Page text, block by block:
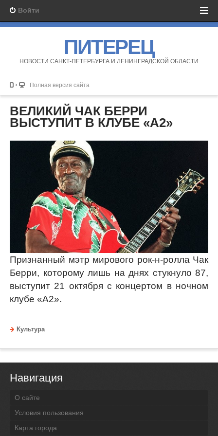
Войти
ПИТЕРЕЦ
НОВОСТИ САНКТ-ПЕТЕРБУРГА И ЛЕНИНГРАДСКОЙ ОБЛАСТИ
Полная версия сайта
ВЕЛИКИЙ ЧАК БЕРРИ
ВЫСТУПИТ В КЛУБЕ «А2»
Признанный мэтр мирового рок-н-ролла Чак
Берри, которому лишь на днях стукнуло 87,
выступит 21 октября с концертом в ночном
клубе «А2».
Культура
Навигация
О сайте
Условия пользования
Карта города